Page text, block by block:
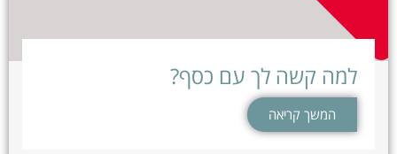
למה קשה לך עם כסף?
המשך קריאה